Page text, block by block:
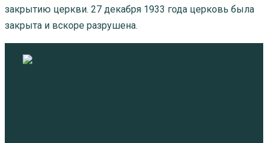
закрытию церкви. 27 декабря 1933 года церковь была
закрыта и вскоре разрушена.